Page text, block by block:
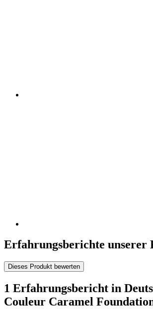
Erfahrungsberichte unserer
Dieses Produkt bewerten
1 Erfahrungsbericht in
Couleur Caramel